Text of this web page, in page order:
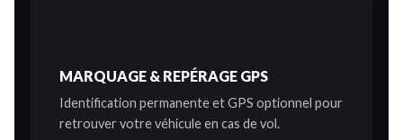
MARQUAGE & REPÉRAGE GPS
Identification permanente et GPS optionnel pour
retrouver votre véhicule en cas de vol.